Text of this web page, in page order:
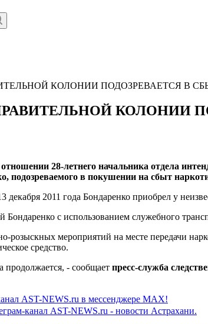
КОЛОНИИ ПОДОЗРЕВАЕТСЯ В
КОЛОНИИ
отношении 28-летнего начальника отдела
подозреваемого в покушении на сбыт
декабря 2011 года Бондаренко приобрел у
Бондаренко с использованием служебного
розыскных мероприятий на месте передачи
средство.
продолжается, - сообщает пресс-служба
AST-NEWS.ru в мессенджере MAX!
канал AST-NEWS.ru - новости Астрахани.